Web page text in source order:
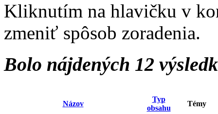
Kliknutím na hlavičku v
zmeniť spôsob zoradenia.
Bolo nájdených 12
Názov
Typ
obsahu
Témy